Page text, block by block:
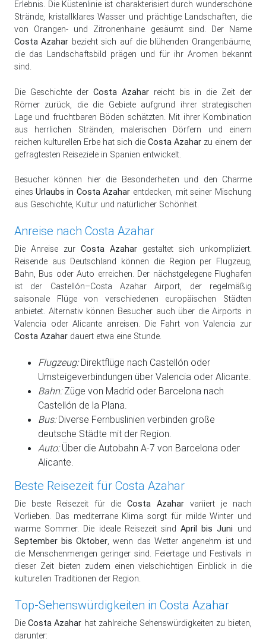
Erlebnis. Die Küstenlinie ist charakterisiert durch wunderschöne
Strände, kristallklares Wasser und prächtige Landschaften, die
von Orangen- und Zitronenhaine gesäumt sind. Der Name
Costa Azahar bezieht sich auf die blühenden Orangenbäume,
die das Landschaftsbild prägen und für ihr Aromen bekannt
sind.
Die Geschichte der Costa Azahar reicht bis in die Zeit der
Römer zurück, die die Gebiete aufgrund ihrer strategischen
Lage und fruchtbaren Böden schätzten. Mit ihrer Kombination
aus herrlichen Stränden, malerischen Dörfern und einem
reichen kulturellen Erbe hat sich die Costa Azahar zu einem der
gefragtesten Reiseziele in Spanien entwickelt.
Besucher können hier die Besonderheiten und den Charme
eines Urlaubs in Costa Azahar entdecken, mit seiner Mischung
aus Geschichte, Kultur und natürlicher Schönheit.
Anreise nach Costa Azahar
Die Anreise zur Costa Azahar gestaltet sich unkompliziert.
Reisende aus Deutschland können die Region per Flugzeug,
Bahn, Bus oder Auto erreichen. Der nächstgelegene Flughafen
ist der Castellón–Costa Azahar Airport, der regelmäßig
saisonale Flüge von verschiedenen europäischen Städten
anbietet. Alternativ können Besucher auch über die Airports in
Valencia oder Alicante anreisen. Die Fahrt von Valencia zur
Costa Azahar dauert etwa eine Stunde.
Flugzeug:Direktflüge nach Castellón oder
Umsteigeverbindungen über Valencia oder Alicante.
Bahn:Züge von Madrid oder Barcelona nach
Castellón de la Plana.
Bus:Diverse Fernbuslinien verbinden große
deutsche Städte mit der Region.
Auto:Über die Autobahn A-7 von Barcelona oder
Alicante.
Beste Reisezeit für Costa Azahar
Die beste Reisezeit für die Costa Azahar variiert je nach
Vorlieben. Das mediterrane Klima sorgt für milde Winter und
warme Sommer. Die ideale Reisezeit sind April bis Juni und
September bis Oktober, wenn das Wetter angenehm ist und
die Menschenmengen geringer sind. Feiertage und Festivals in
dieser Zeit bieten zudem einen vielschichtigen Einblick in die
kulturellen Traditionen der Region.
Top-Sehenswürdigkeiten in Costa Azahar
Die Costa Azahar hat zahlreiche Sehenswürdigkeiten zu bieten,
darunter: